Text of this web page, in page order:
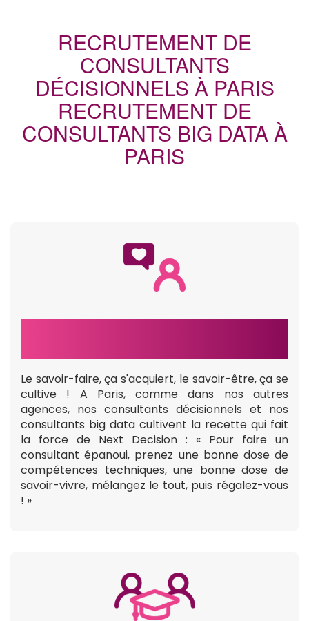
RECRUTEMENT DE
CONSULTANTS
DÉCISIONNELS À PARIS
RECRUTEMENT DE
CONSULTANTS BIG DATA À
PARIS
Le savoir-faire, ça s'acquiert, le savoir-être, ça se
cultive ! A Paris, comme dans nos autres
agences, nos consultants décisionnels et nos
consultants big data cultivent la recette qui fait
la force de Next Decision : « Pour faire un
consultant épanoui, prenez une bonne dose de
compétences techniques, une bonne dose de
savoir-vivre, mélangez le tout, puis régalez-vous
! »